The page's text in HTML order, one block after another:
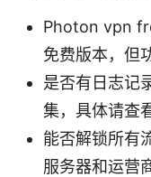
Photon vpn
免费版本，但
是否有日志记
集，具体请查
能否解锁所有
服务器和运营